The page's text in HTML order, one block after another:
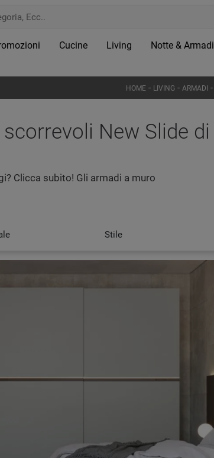
Cucine Living Notte & Armadi
HOME - LIVING - ARMADI -
New Slide di
Clicca subito! Gli armadi a muro
Stile